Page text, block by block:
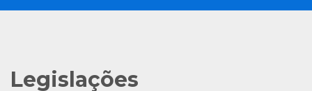
Legislações